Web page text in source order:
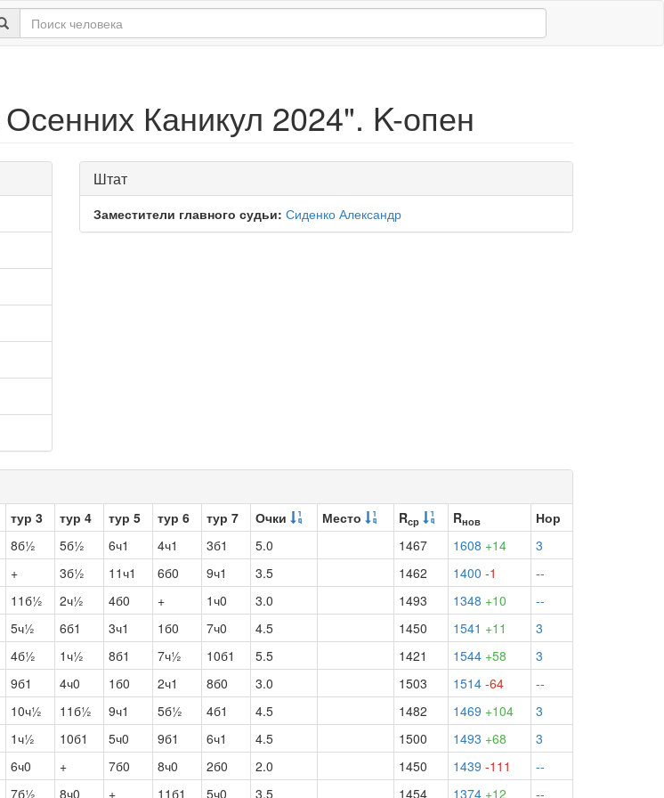
Каникул 2024". K-опен
Штат
Заместители главного судьи: Сиденко Александр
тур 3 тур 4 тур 5 тур 6 тур 7 Очки Место Rср Rнов
Нор
8б½ 5б½ 6ч1 4ч1 3б1 5.0 1467 1608 +14
3
+ 3б½ 11ч1 6б0 9ч1 3.5 1462 1400 -1
--
11б½ 2ч½ 4б0 + 1ч0 3.0 1493 1348 +10
--
5ч½ 6б1 3ч1 1б0 7ч0 4.5 1450 1541 +11
3
4б½ 1ч½ 8б1 7ч½ 10б1 5.5 1421 1544 +58
3
9б1 4ч0 1б0 2ч1 8б0 3.0 1503 1514 -64
--
10ч½ 11б½ 9ч1 5б½ 4б1 4.5 1482 1469 +104
3
1ч½ 10б1 5ч0 9б1 6ч1 4.5 1500 1493 +68
3
6ч0 + 7б0 8ч0 2б0 2.0 1450 1439 -111
--
7б½ 8ч0 + 11б1 5ч0 3.5 1454 1374 +12 --